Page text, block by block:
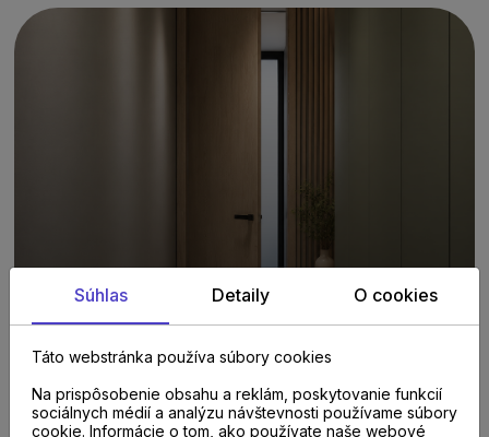
PORTA katalóg
INVADO katalóg
Súhlas Detaily O cookies
Táto webstránka používa súbory cookies
Na prispôsobenie obsahu a reklám, poskytovanie funkcií
sociálnych médií a analýzu návštevnosti používame súbory
cookie. Informácie o tom, ako používate naše webové